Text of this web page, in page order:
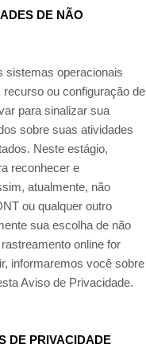
DE NÃO
sistemas operacionais
ou configuração de
para sinalizar sua
sobre suas atividades
Neste estágio,
reconhecer e
atualmente, não
ou qualquer outro
sua escolha de não
online for
informaremos você sobre
Aviso de Privacidade.
DE PRIVACIDADE